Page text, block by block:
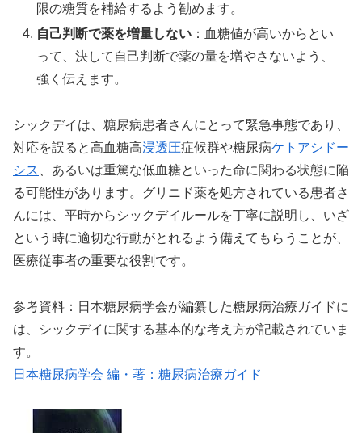
限の糖質を補給するよう勧めます。
自己判断で薬を増量しない ：血糖値が高いからとい
って、決して自己判断で薬の量を増やさないよう、
強く伝えます。
シックデイは、糖尿病患者さんにとって緊急事態であり、
対応を誤ると高血糖高浸透圧症候群や糖尿病ケトアシドー
シス
、あるいは重篤な低血糖といった命に関わる状態に陥
る可能性があります。グリニド薬を処方されている患者さ
んには、平時からシックデイルールを丁寧に説明し、いざ
という時に適切な行動がとれるよう備えてもらうことが、
医療従事者の重要な役割です。
参考資料：日本糖尿病学会が編纂した糖尿病治療ガイドに
は、シックデイに関する基本的な考え方が記載されていま
す。
日本糖尿病学会 編・著：糖尿病治療ガイド